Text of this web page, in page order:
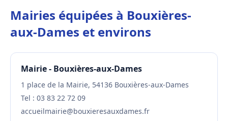
Mairies équipées à Bouxières-
aux-Dames et environs
Mairie - Bouxières-aux-Dames
1 place de la Mairie, 54136 Bouxières-aux-Dames
Tel : 03 83 22 72 09
accueilmairie@bouxieresauxdames.fr